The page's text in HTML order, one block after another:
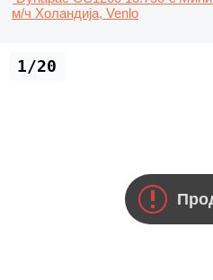
м/ч Холандија, Venlo
1/20